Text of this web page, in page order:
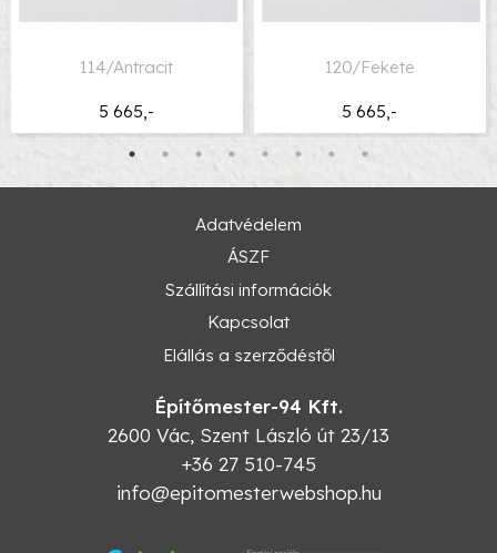
5 665,-
114/Antracit
5 665,-
120/Fekete
Adatvédelem
ÁSZF
Szállítási információk
Kapcsolat
Elállás a szerződéstől
Építőmester-94 Kft.
2600 Vác, Szent László út 23/13
+36 27 510-745
info@epitomesterwebshop.hu